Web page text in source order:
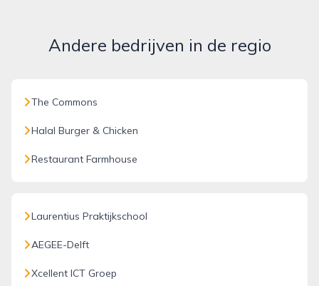
Andere bedrijven in de regio
The Commons
Halal Burger & Chicken
Restaurant Farmhouse
Laurentius Praktijkschool
AEGEE-Delft
Xcellent ICT Groep